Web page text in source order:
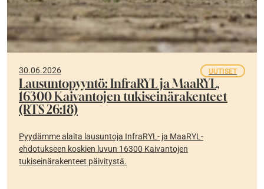
30.06.2026 UUTISET
Lausuntopyyntö: InfraRYL ja MaaRYL,
16300 Kaivantojen tukiseinärakenteet
(RTS 26:18)
Pyydämme alalta lausuntoja InfraRYL- ja MaaRYL-
ehdotukseen koskien luvun 16300 Kaivantojen
tukiseinärakenteet päivitystä.